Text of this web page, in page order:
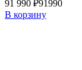
91 990 ₽91990
В корзину